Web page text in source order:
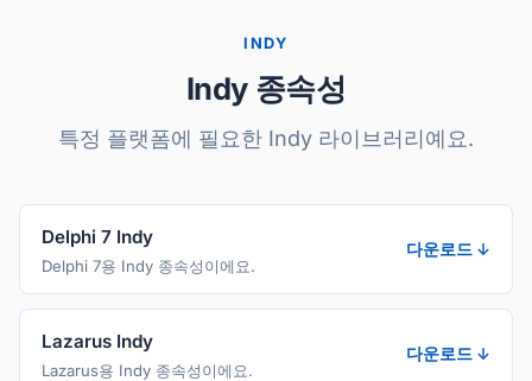
INDY
Indy 종속성
특정 플랫폼에 필요한 Indy 라이브러리예요.
Delphi 7 Indy
Delphi 7용 Indy 종속성이에요.
다운로드 ↓
Lazarus Indy
Lazarus용 Indy 종속성이에요.
다운로드 ↓